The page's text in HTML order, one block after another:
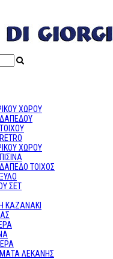
ΧΩΡΟΥ
ΔΑΠΕΔΟΥ
ΤΟΙΧΟΥ
RETRO
ΧΩΡΟΥ
ΠΙΣΙΝΑ
ΔΑΠΕΔΟ ΤΟΙΧΟΣ
ΣΕΤ
ΚΑΖΑΝΑΚΙ
ΛΕΚΑΝΗΣ